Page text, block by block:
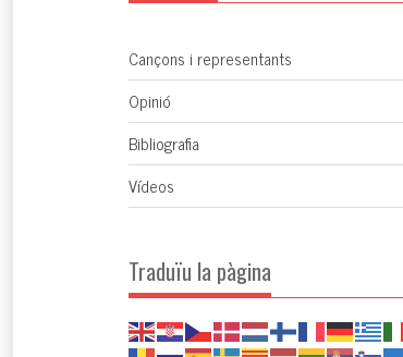
Cançons i representants
Opinió
Bibliografia
Vídeos
Traduïu la pàgina